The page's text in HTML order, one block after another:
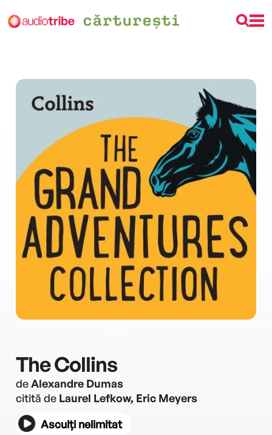
The Collins
deAlexandre Dumas
citită de Laurel Lefkow, Eric Meyers
Asculți nelimitat